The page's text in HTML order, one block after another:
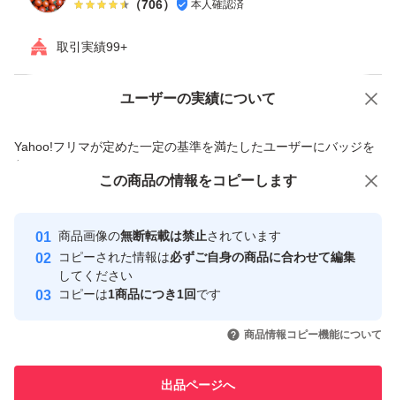
（706） 本人確認済
取引実績99+
ユーザーの実績について
Yahoo!フリマが定めた一定の基準を満たしたユーザーにバッジを
付与しています
安心取引出品者
心・安全なユーザーです
取引実績
引を完了させた実績があります
での取引実績があります
価格の相談 商品への質問
この商品の情報をコピーします
商品画像の無断転載は禁止されています
コピーされた情報は必ずご自身の商品に合わせて編集
してください
コピーは1商品につき1回です
商品情報コピー機能について
出品ページへ
この商品をみている人にオススメ